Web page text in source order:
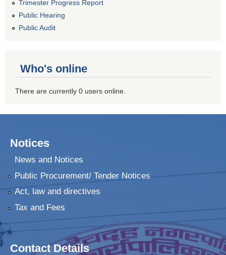
Trimester Progress Report
Public Hearing
Public Audit
Who's online
There are currently 0 users online.
Notices
News and Notices
Public Procurement/ Tender Notices
Act, law and directives
Tax and Fees
Contact Details